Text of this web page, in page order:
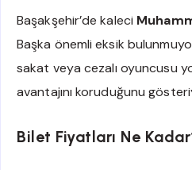
Başakşehir’de kaleci
Başka önemli eksik
sakat veya cezalı oyuncusu
avantajını koruduğunu
Bilet Fiyatları Ne